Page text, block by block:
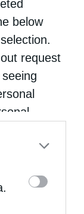
below
request
opt-out
IAB’s list